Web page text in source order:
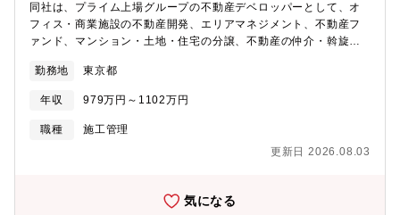
同社は、プライム上場グループの不動産デベロッパーとして、オ
フィス・商業施設の不動産開発、エリアマネジメント、不動産フ
ァンド、マンション・土地・住宅の分譲、不動産の仲介・斡旋、
分譲戸建事業の基本設計から竣工までの事業主としての品質管理
業務を担当いただきます。・設計：設計図書確認・施工：施工図
確認、現場確認、工程管理、竣工検査・社内外関係者との調整、
連携・販売ツール、引渡書類等の作成協力・アフターサービスの
考】■雇用形態：契約社員 更新：有（1年：正社員登用あり）入
雇用契約を締結のうえ採用となり、双方合意のもと正社員として
雇用されます。社員登用時には総合職として社員に登用されま
勤務地 東京都
年収 979万円～1102万円
職種
施工管理
更新日 2026.08.03
気になる